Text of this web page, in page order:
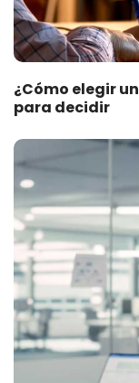
¿Cómo elegir
para decidir